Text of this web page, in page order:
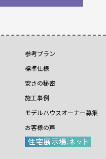
参考プラン
標準仕様
安さの秘密
施工事例
モデルハウスオーナー募集
お客様の声